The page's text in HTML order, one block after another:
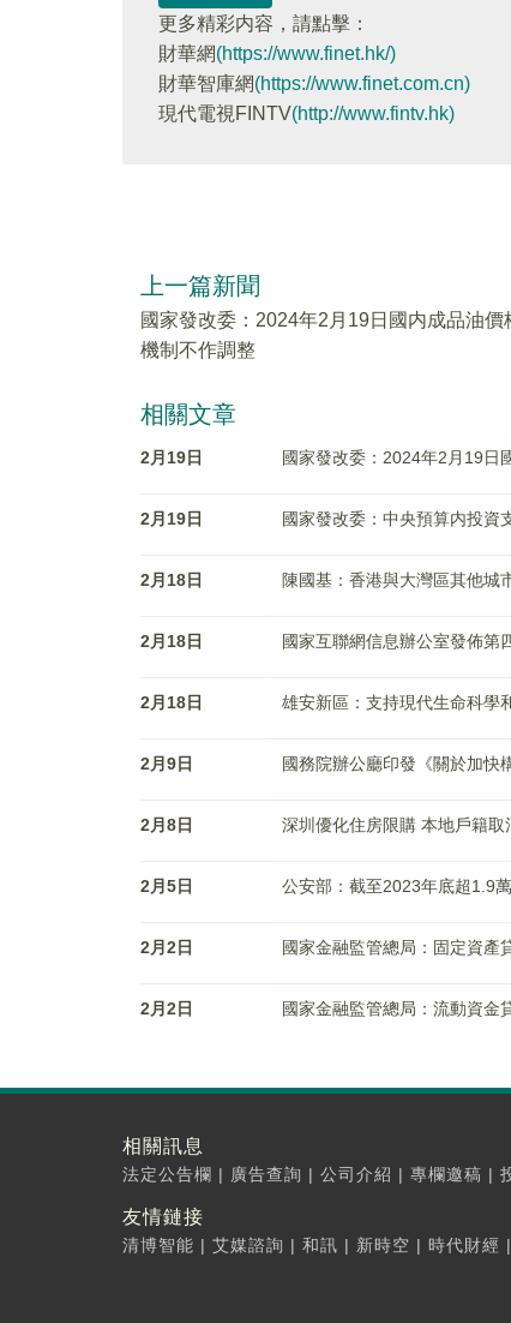
更多精彩内容，請點擊：
財華網(https://www.finet.hk/)
財華智庫網(https://www.finet.com.cn)
現代電視FINTV(http://www.fintv.hk)
上一篇新聞
國家發改委：2024年2月19日國内成品油價
機制不作調整
相關文章
2月19日 國家發改委：2024年2月19日
2月19日 國家發改委：中央預算内投資
2月18日 陳國基：香港與大灣區其他城
2月18日 國家互聯網信息辦公室發佈第
2月18日 雄安新區：支持現代生命科學
2月9日 國務院辦公廳印發《關於加快
2月8日 深圳優化住房限購 本地戶籍
2月5日 公安部：截至2023年底超1.9
2月2日 國家金融監管總局：固定資產
2月2日 國家金融監管總局：流動資金
相關訊息
法定公告欄 | 廣告查詢 | 公司介紹 | 專欄邀稿 |
友情鏈接
清博智能 | 艾媒諮詢 | 和訊 | 新時空 | 時代財經 |